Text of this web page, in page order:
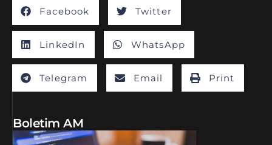
Facebook Twitter
LinkedIn WhatsApp
Telegram Email Print
Boletim AM